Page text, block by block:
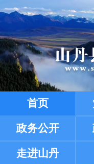
首页
政务公开
走进山丹